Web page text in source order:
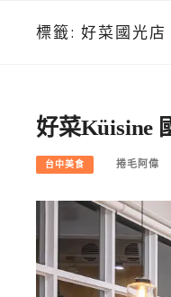
標籤: 好菜國光店
好菜Küisine
台中美食 捲毛阿偉